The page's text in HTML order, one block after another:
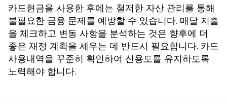
카드현금을 사용한 후에는 철저한 자산 관리를 통해
불필요한 금융 문제를 예방할 수 있습니다. 매달 지출
을 체크하고 변동 사항을 분석하는 것은 향후에 더
좋은 재정 계획을 세우는 데 반드시 필요합니다. 카드
사용내역을 꾸준히 확인하여 신용도를 유지하도록
노력해야 합니다.